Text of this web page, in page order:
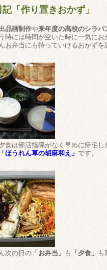
「作り置きおかず」
品画制作や来年度の高校のシラバ
時には時間が空いた時に一気に
お弁当にも持っていけるおかずを
食は部活指導がなく早めに帰宅し
ほうれん草の胡麻和え」 です。
次の日の 「お弁当」 も 「夕食」 も